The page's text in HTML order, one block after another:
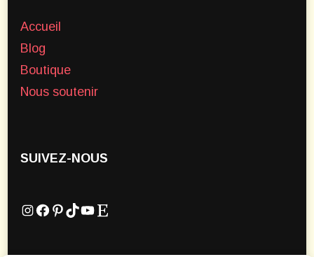
Accueil
Blog
Boutique
Nous soutenir
SUIVEZ-NOUS
Instagram
Facebook
Pinterest
TikTok
YouTube